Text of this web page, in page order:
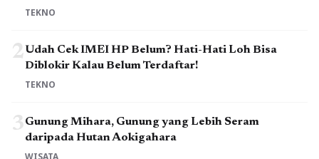
TEKNO
2Udah Cek IMEI HP Belum? Hati-Hati Loh Bisa
Diblokir Kalau Belum Terdaftar!
TEKNO
3Gunung Mihara, Gunung yang Lebih Seram
daripada Hutan Aokigahara
WISATA